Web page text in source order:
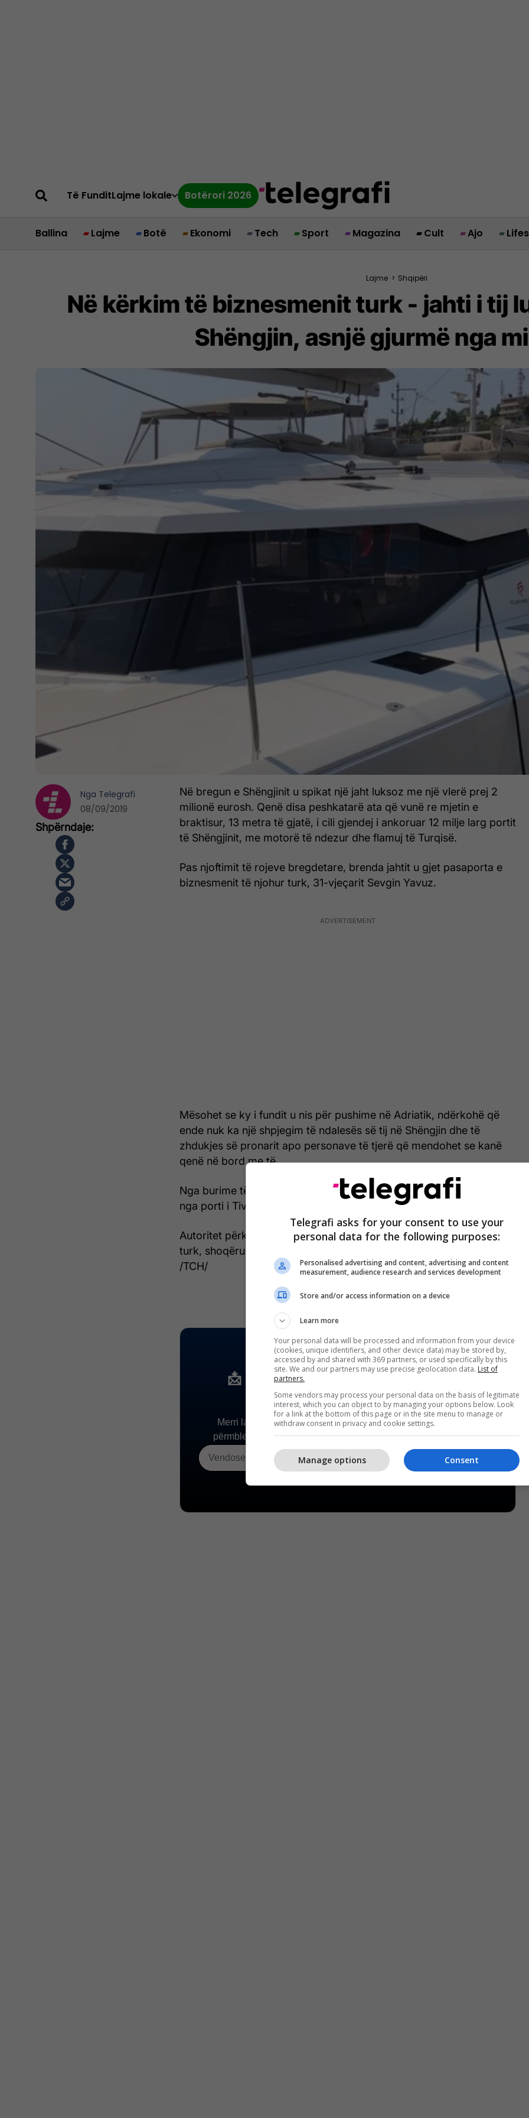
Të FunditLajme lokale Botërori 2026
Ballina Lajme Botë Ekonomi Tech Sport Magazina Cult Ajo
Lajme > Shqipëri
Në kërkim të biznesmenit turk - jahti i tij
Shëngjin, asnjë gjurmë nga
Në bregun e Shëngjinit u spikat një jaht luksoz me një vlerë prej 2
milionë eurosh. Qenë disa peshkatarë ata që vunë re mjetin e
braktisur, 13 metra të gjatë, i cili gjendej i ankoruar 12 milje larg portit
të Shëngjinit, me motorë të ndezur dhe flamuj të Turqisë.
Pas njoftimit të rojeve bregdetare, brenda jahtit u gjet pasaporta e
biznesmenit të njohur turk, 31-vjeçarit Sevgin Yavuz.
Mësohet se ky i fundit u nis për pushime në Adriatik, ndërkohë që
ende nuk ka një shpjegim të ndalesës së tij në Shëngjin dhe të
zhdukjes së pronarit apo personave të tjerë që mendohet se kanë
qenë në bord me të.
Nga burime të ndryshme bëhet me dijeni se jahti luksoz ishte nisur
nga porti i Tivarit, në Malin e Zi.
Autoritet përkatëse kanë nisur hetimet për të gjetur biznesmenin
turk, shoqëruesit e tij dhe arsyen e braktisjes së mjetit lundrues.
/TCH/
Nga Telegrafi
08/09/2019
Telegrafi asks for your consent to use your
personal data for the following purposes:
Personalised advertising and content, advertising and content
measurement, audience research and services development
Store and/or access information on a device
Learn more
Your personal data will be processed and information from your device
(cookies, unique identifiers, and other device data) may be stored by,
accessed by and shared with 369 partners, or used specifically by this
site. We and our partners may use precise geolocation data. List of
partners.
Some vendors may process your personal data on the basis of legitimate
interest, which you can object to by managing your options below. Look
for a link at the bottom of this page or in the site menu to manage or
withdraw consent in privacy and cookie settings.
Consent
Manage options